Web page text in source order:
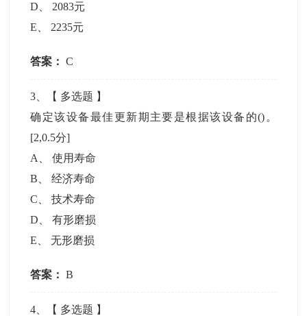
D
2083元
E
2235元
答案： C
3 、【 多选题 】
确定该设备最佳更新期主要是根据该设备的()。
[2,0.5分]
A
、使用寿命
B 、经济寿命
C 、技术寿命
D 、有形磨损
E 、无形磨损
答案： B
4 、【 多选题 】